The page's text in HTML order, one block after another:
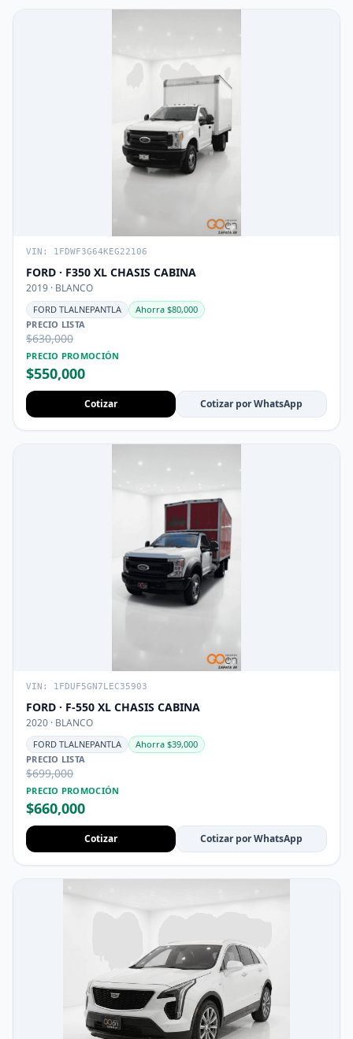
VIN: 1FDWF3G64KEG22106
FORD · F350 XL CHASIS CABINA
2019 · BLANCO
FORD TLALNEPANTLA
Ahorra $80,000
PRECIO LISTA
$630,000
PRECIO PROMOCIÓN
$550,000
Cotizar Cotizar por WhatsApp
VIN: 1FDUF5GN7LEC35903
FORD · F-550 XL CHASIS CABINA
2020 · BLANCO
FORD TLALNEPANTLA
Ahorra $39,000
PRECIO LISTA
$699,000
PRECIO PROMOCIÓN
$660,000
Cotizar Cotizar por WhatsApp